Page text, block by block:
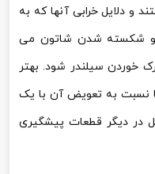
و دلایل خرابی آنها که به
و شکسته شدن شاتون می
خوردن سیلندر شود. بهتر
نسبت به تعویض آن با یک
در دیگر قطعات پیشگیری